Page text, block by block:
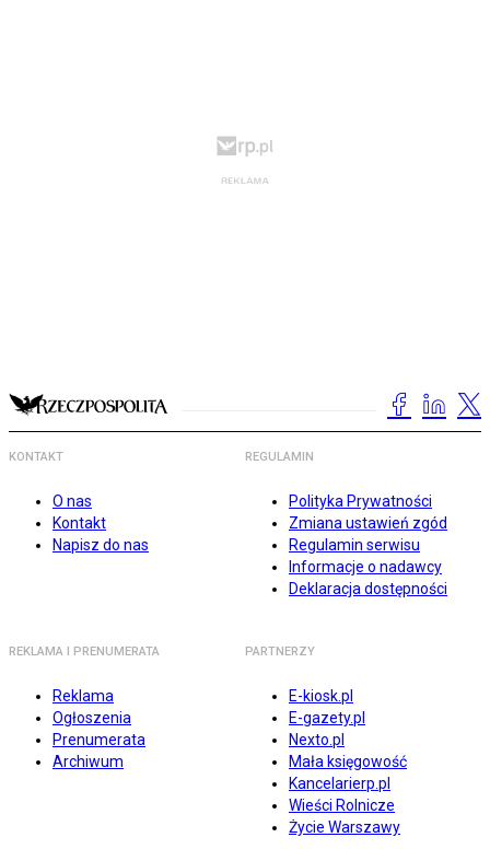
KONTAKT
O nas
Kontakt
Napisz do nas
REGULAMIN
Polityka Prywatności
Zmiana ustawień zgód
Regulamin serwisu
Informacje o nadawcy
Deklaracja dostępności
REKLAMA I PRENUMERATA
Reklama
Ogłoszenia
Prenumerata
Archiwum
PARTNERZY
E-kiosk.pl
E-gazety.pl
Nexto.pl
Mała księgowość
Kancelarierp.pl
Wieści Rolnicze
Życie Warszawy